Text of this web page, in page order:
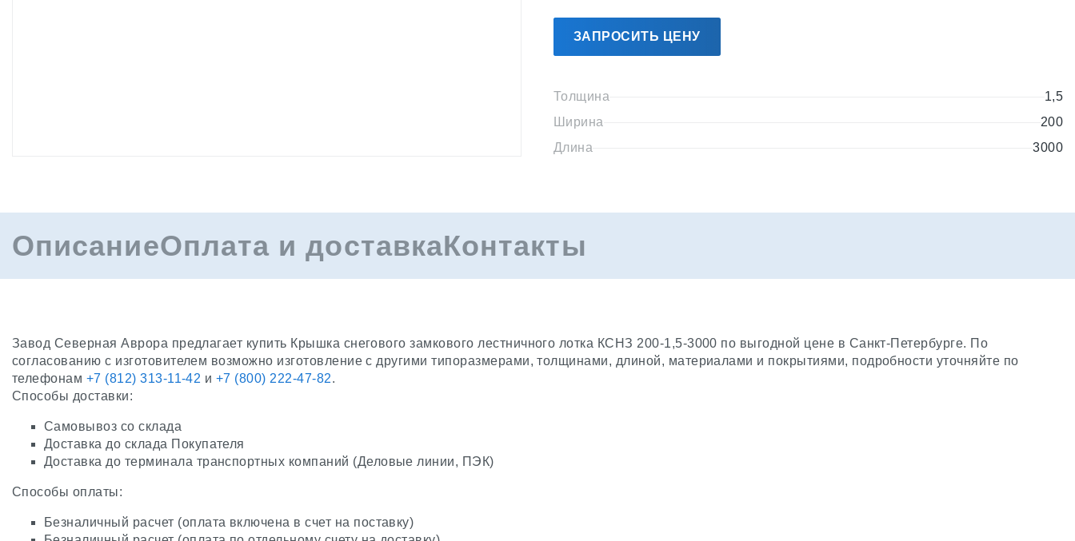
ЗАПРОСИТЬ ЦЕНУ
Толщина
1,5
Ширина
200
Длина
3000
ОписаниеОплата и доставкаКонтакты
Завод Северная Аврора предлагает купить Крышка снегового замкового лестничного лотка КСНЗ 200-1,5-3000 по выгодной цене в Санкт-Петербурге. По
согласованию с изготовителем возможно изготовление с другими типоразмерами, толщинами, длиной, материалами и покрытиями, подробности уточняйте по
телефонам +7 (812) 313-11-42 и +7 (800) 222-47-82.
Способы доставки:
Самовывоз со склада
Доставка до склада Покупателя
Доставка до терминала транспортных компаний (Деловые линии, ПЭК)
Способы оплаты:
Безналичный расчет (оплата включена в счет на поставку)